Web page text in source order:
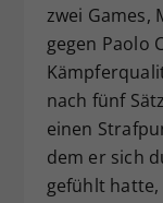
zwei Games,
gegen Paolo
nach fünf
einen
dem er sich
gefühlt